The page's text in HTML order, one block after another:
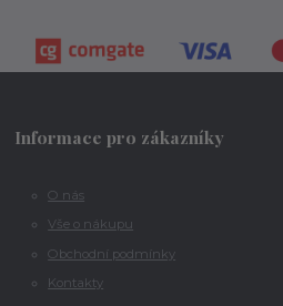
Informace pro zákazníky
O nás
Vše o nákupu
Obchodní podmínky
Kontakty